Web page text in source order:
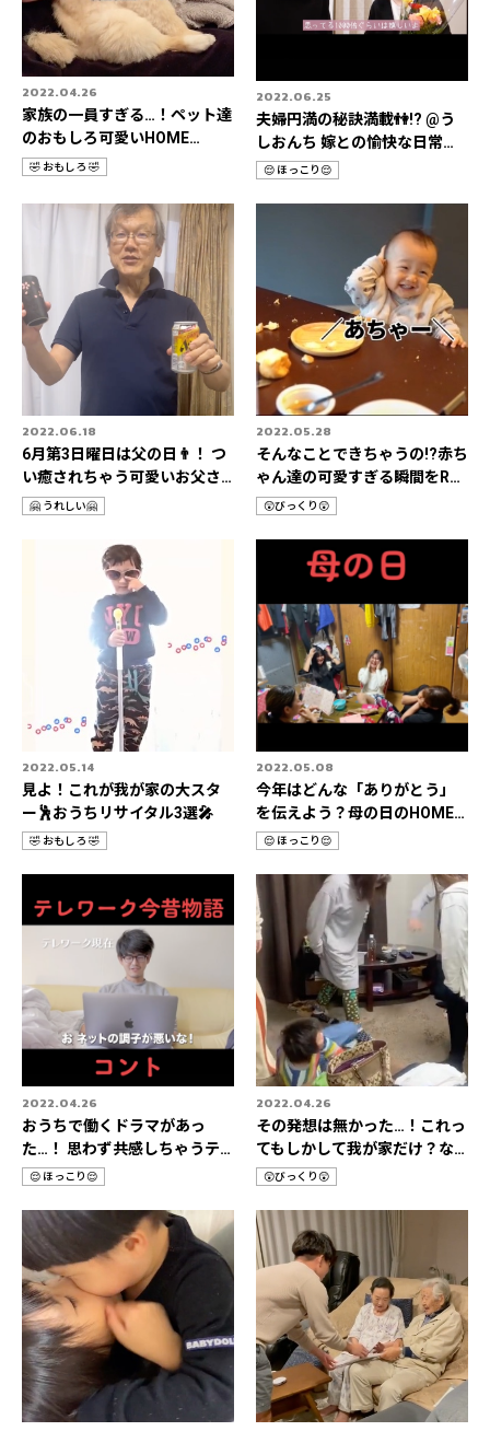
2022.04.26
家族の一員すぎる…！ペット達
のおもしろ可愛いHOME
STORIES 3選📹
カ🤣 おもしろ 🤣
2022.06.25
夫婦円満の秘訣満載👫!? @う
しおんち 嫁との愉快な日常
Rec it 3選📹
カ
テ
😌 ほっこり😌
2022.06.18
6月第3日曜日は父の日👨！ つ
い癒されちゃう可愛いお父さ
ん＆父の日特集📹
カ🤗 うれしい🤗
2022.05.28
そんなことできちゃうの!?赤ち
ゃん達の可愛すぎる瞬間をRec
it📹
カ
テ
😲びっくり😲
2022.05.14
見よ！これが我が家の大スタ
ー🕺おうちリサイタル3選🎤
カ
テ
リ
🤣 おもしろ 🤣
2022.05.08
今年はどんな「ありがとう」
を伝えよう？母の日のHOME
STORIES 3選📹
カ
テ
ゴ
リ
😌 ほっこり😌
2022.04.26
おうちで働くドラマがあっ
た…！ 思わず共感しちゃうテ
レワーク3選👨‍💻
カ
テ
リ
😌 ほっこり😌
2022.04.26
その発想は無かった…！これっ
てもしかして我が家だけ？な
HOME STORIES 3選🚀
カ
テ
ゴ
リ
😲びっくり😲